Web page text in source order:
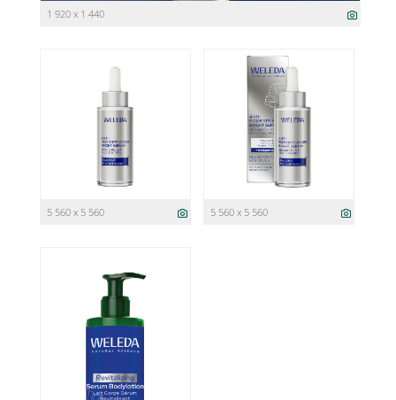
1 920 x 1 440
5 560 x 5 560 5 560 x 5 560